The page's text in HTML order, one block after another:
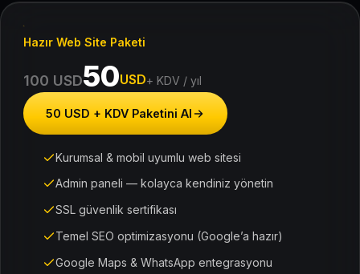
Hazır Web Site Paketi
100 USD50USD+ KDV / yıl
50 USD + KDV Paketini Al
Kurumsal & mobil uyumlu web sitesi
Admin paneli — kolayca kendiniz yönetin
SSL güvenlik sertifikası
Temel SEO optimizasyonu (Google’a hazır)
Google Maps & WhatsApp entegrasyonu